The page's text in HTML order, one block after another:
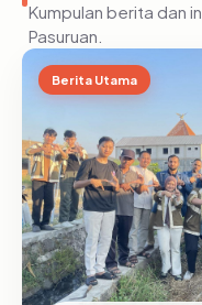
Kumpulan berita dan
Pasuruan.
Berita Utama